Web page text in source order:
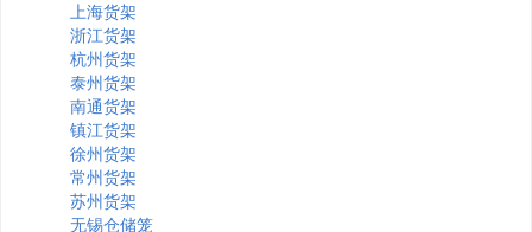
上海货架
浙江货架
杭州货架
泰州货架
南通货架
镇江货架
徐州货架
常州货架
苏州货架
无锡仓储笼